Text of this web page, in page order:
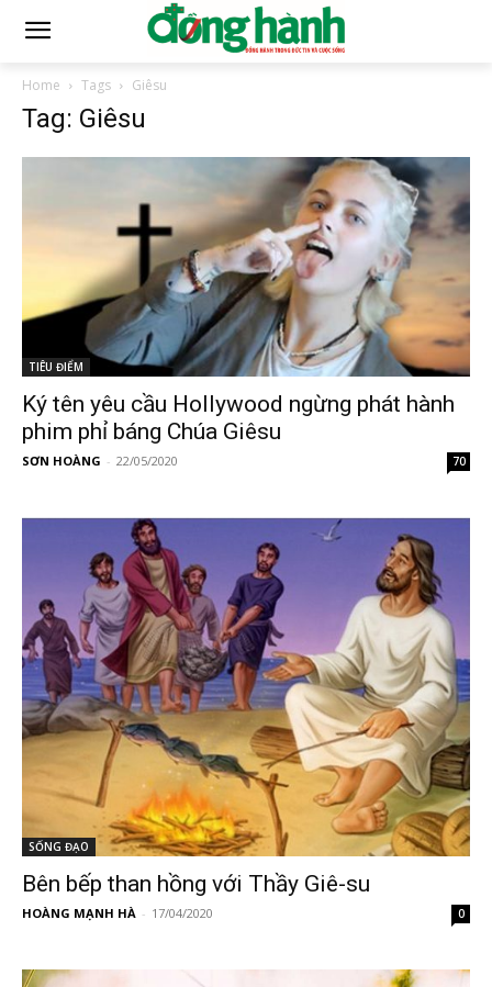
Home Tags Giêsu
Tag: Giêsu
TIÊU ĐIỂM
Ký tên yêu cầu Hollywood ngừng phát hành
phim phỉ báng Chúa Giêsu
SƠN HOÀNG - 22/05/2020 70
SỐNG ĐẠO
Bên bếp than hồng với Thầy Giê-su
HOÀNG MẠNH HÀ - 17/04/2020 0